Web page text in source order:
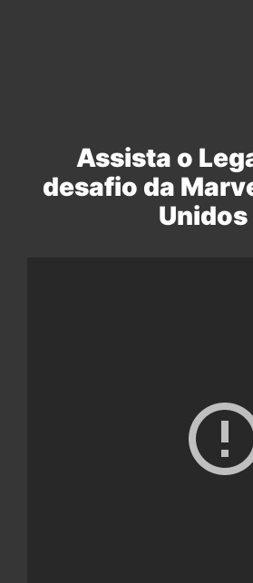
Assista o
desafio da
Unidos